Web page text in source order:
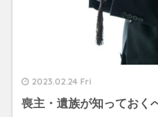
2023.02.24 Fri
喪主・遺族が知っておく